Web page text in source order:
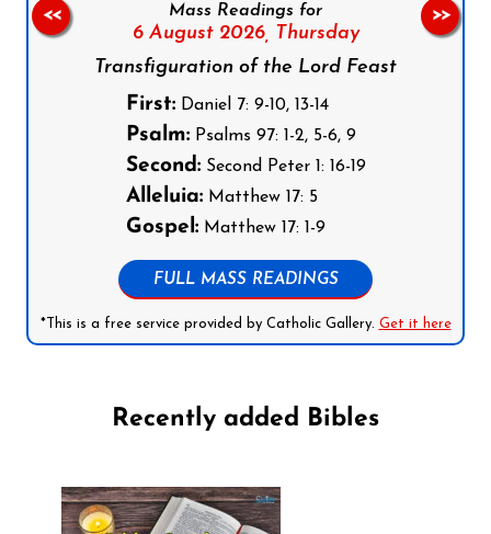
Mass Readings for
6 August 2026, Thursday
Transfiguration of the Lord Feast
First:Daniel 7: 9-10, 13-14
Psalm:Psalms 97: 1-2, 5-6, 9
Second:Second Peter 1: 16-19
Alleluia:Matthew 17: 5
Gospel:Matthew 17: 1-9
FULL MASS READINGS
*This is a free service provided by Catholic Gallery. Get it here
<< >>
Recently added Bibles